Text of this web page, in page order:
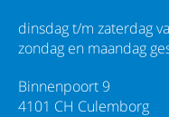
dinsdag t/m zaterdag
zondag en maandag
Binnenpoort 9
4101 CH Culemborg